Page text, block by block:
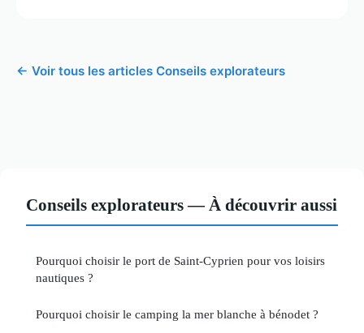
← Voir tous les articles Conseils explorateurs
Conseils explorateurs — À découvrir aussi
Pourquoi choisir le port de Saint-Cyprien pour vos loisirs
nautiques ?
Pourquoi choisir le camping la mer blanche à bénodet ?